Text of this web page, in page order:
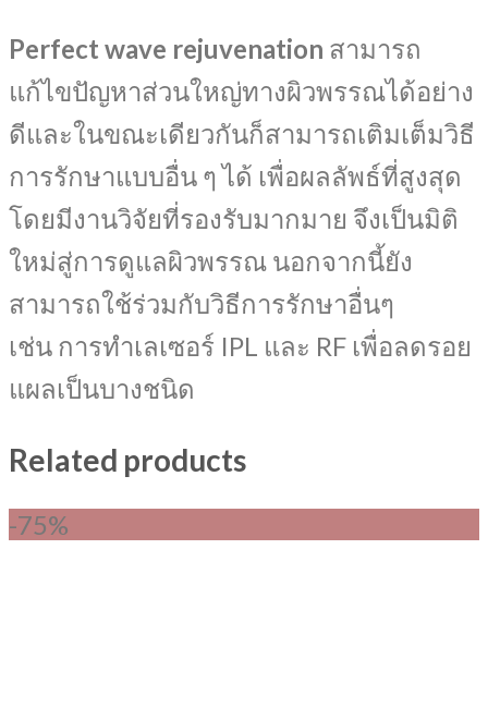
Perfect wave rejuvenation สามารถ
แก้ไขปัญหาส่วนใหญ่ทางผิวพรรณได้อย่าง
ดีและในขณะเดียวกันก็สามารถเติมเต็มวิธี
การรักษาแบบอื่น ๆ ได้ เพื่อผลลัพธ์ที่สูงสุด
โดยมีงานวิจัยที่รองรับมากมาย จึงเป็นมิติ
ใหม่สู่การดูแลผิวพรรณ นอกจากนี้ยัง
สามารถใช้ร่วมกับวิธีการรักษาอื่นๆ
เช่น การทำเลเซอร์ IPL และ RF เพื่อลดรอย
แผลเป็นบางชนิด
Related products
-75%